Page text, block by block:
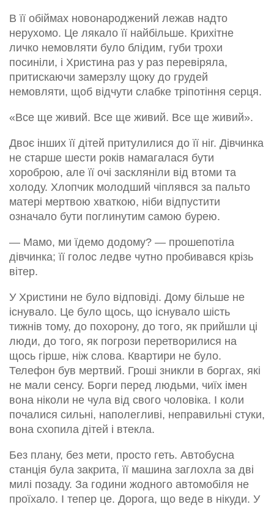
В її обіймах новонароджений лежав надто
нерухомо. Це лякало її найбільше. Крихітне
личко немовляти було блідим, губи трохи
посиніли, і Христина раз у раз перевіряла,
притискаючи замерзлу щоку до грудей
немовляти, щоб відчути слабке тріпотіння серця.
«Все ще живий. Все ще живий. Все ще живий».
Двоє інших її дітей притулилися до її ніг. Дівчинка
не старше шести років намагалася бути
хороброю, але її очі заскляніли від втоми та
холоду. Хлопчик молодший чіплявся за пальто
матері мертвою хваткою, ніби відпустити
означало бути поглинутим самою бурею.
— Мамо, ми їдемо додому? — прошепотіла
дівчинка; її голос ледве чутно пробивався крізь
вітер.
У Христини не було відповіді. Дому більше не
існувало. Це було щось, що існувало шість
тижнів тому, до похорону, до того, як прийшли ці
люди, до того, як погрози перетворилися на
щось гірше, ніж слова. Квартири не було.
Телефон був мертвий. Гроші зникли в боргах, які
не мали сенсу. Борги перед людьми, чиїх імен
вона ніколи не чула від свого чоловіка. І коли
почалися сильні, наполегливі, неправильні стуки,
вона схопила дітей і втекла.
Без плану, без мети, просто геть. Автобусна
станція була закрита, її машина заглохла за дві
милі позаду. За години жодного автомобіля не
проїхало. І тепер це. Дорога, що веде в нікуди. У